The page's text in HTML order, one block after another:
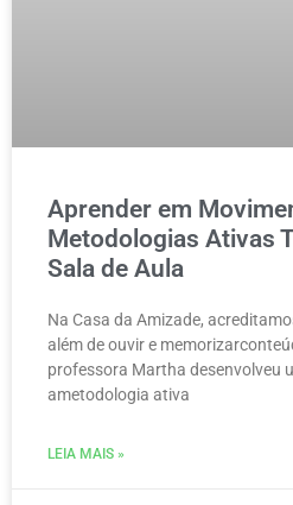
Aprender em
Metodologias Ativas
Sala de Aula
Na Casa da Amizade,
além de ouvir e
professora Martha desenvolveu
ametodologia ativa
LEIA MAIS »